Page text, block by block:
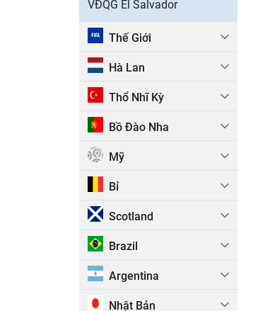
VĐQG El Salvador
Thế Giới
Hà Lan
Thổ Nhĩ Kỳ
Bồ Đào Nha
Mỹ
Bỉ
Scotland
Brazil
Argentina
Nhật Bản